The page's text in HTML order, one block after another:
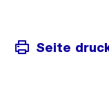
Seite